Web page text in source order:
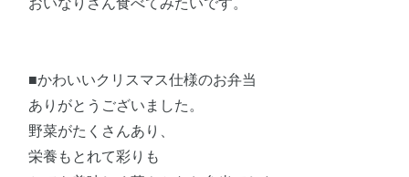
■かわいいクリスマス仕様のお弁当
ありがとうございました。
野菜がたくさんあり、
栄養もとれて彩りも